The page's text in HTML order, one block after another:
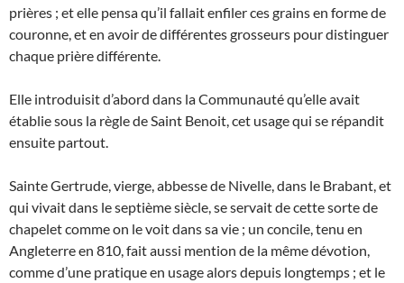
prières ; et elle pensa qu’il fallait enfiler ces grains en forme de
couronne, et en avoir de différentes grosseurs pour distinguer
chaque prière différente.
Elle introduisit d’abord dans la Communauté qu’elle avait
établie sous la règle de Saint Benoit, cet usage qui se répandit
ensuite partout.
Sainte Gertrude, vierge, abbesse de Nivelle, dans le Brabant, et
qui vivait dans le septième siècle, se servait de cette sorte de
chapelet comme on le voit dans sa vie ; un concile, tenu en
Angleterre en 810, fait aussi mention de la même dévotion,
comme d’une pratique en usage alors depuis longtemps ; et le